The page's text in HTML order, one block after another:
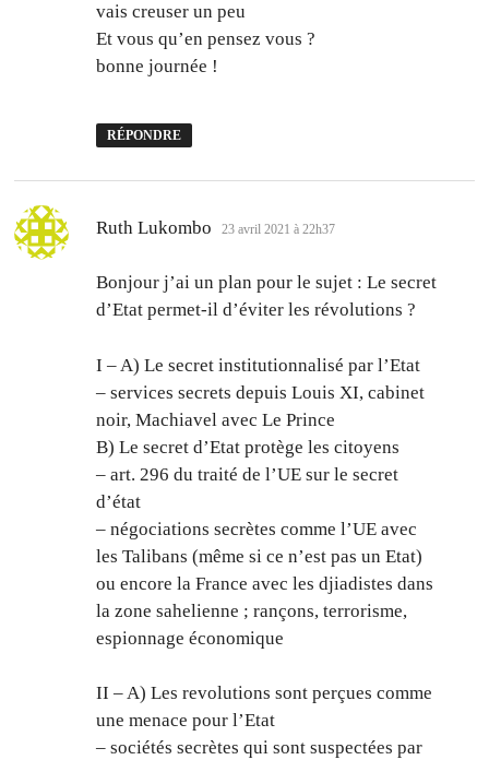
vais creuser un peu
Et vous qu’en pensez vous ?
bonne journée !
RÉPONDRE
Ruth Lukombo dit :
23 avril 2021 à 22h37
Bonjour j’ai un plan pour le sujet : Le secret
d’Etat permet-il d’éviter les révolutions ?
I – A) Le secret institutionnalisé par l’Etat
– services secrets depuis Louis XI, cabinet
noir, Machiavel avec Le Prince
B) Le secret d’Etat protège les citoyens
– art. 296 du traité de l’UE sur le secret
d’état
– négociations secrètes comme l’UE avec
les Talibans (même si ce n’est pas un Etat)
ou encore la France avec les djiadistes dans
la zone sahelienne ; rançons, terrorisme,
espionnage économique
II – A) Les revolutions sont perçues comme
une menace pour l’Etat
– sociétés secrètes qui sont suspectées par